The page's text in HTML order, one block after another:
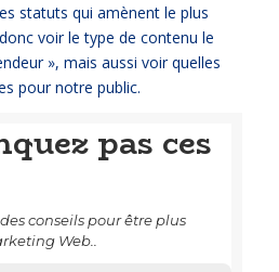
statuts qui amènent le plus
voir le type de contenu le
», mais aussi voir quelles
pour notre public.
pas ces
conseils pour être plus
Web..